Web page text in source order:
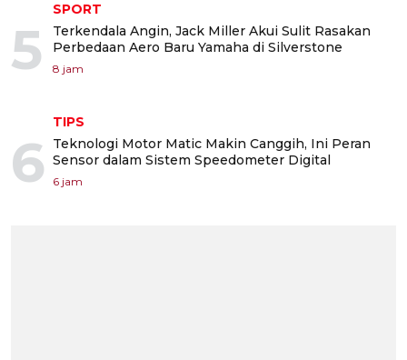
5
SPORT
Terkendala Angin, Jack Miller Akui Sulit Rasakan
Perbedaan Aero Baru Yamaha di Silverstone
8 jam
6
TIPS
Teknologi Motor Matic Makin Canggih, Ini Peran
Sensor dalam Sistem Speedometer Digital
6 jam